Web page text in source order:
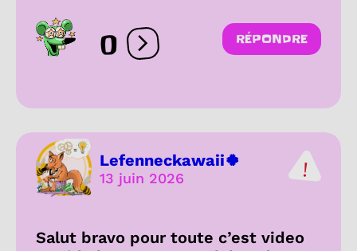
0 Ouvrir les réactions
RÉPONDRE
Lefenneckawaii🍀
13 juin 2026
Salut bravo pour toute c’est video